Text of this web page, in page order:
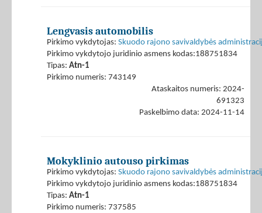
Lengvasis automobilis
Pirkimo vykdytojas: Skuodo rajono savivaldybės
Pirkimo vykdytojo juridinio asmens kodas:188751834
Tipas: Atn-1
Pirkimo numeris: 743149
Ataskaitos numeris: 2024-
691323
Paskelbimo data: 2024-11-14
Mokyklinio autouso pirkimas
Pirkimo vykdytojas: Skuodo rajono savivaldybės
Pirkimo vykdytojo juridinio asmens kodas:188751834
Tipas: Atn-1
Pirkimo numeris: 737585